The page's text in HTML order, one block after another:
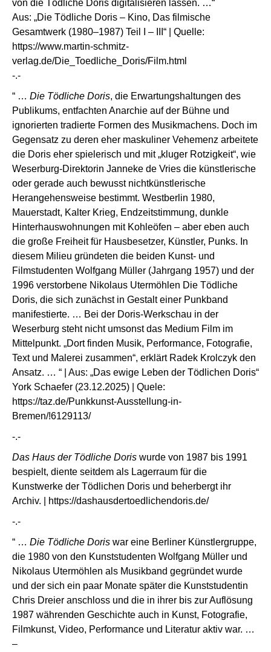
von die Tödliche Doris digitalisieren lassen. …“
Aus: „Die Tödliche Doris – Kino, Das filmische
Gesamtwerk (1980–1987) Teil I – III“ | Quelle:
https://www.martin-schmitz-
verlag.de/Die_Toedliche_Doris/Film.html
-.-
“ … Die Tödliche Doris, die Erwartungshaltungen des
Publikums, entfachten Anarchie auf der Bühne und
ignorierten tradierte Formen des Musikmachens. Doch im
Gegensatz zu deren eher maskuliner Vehemenz arbeitete
die Doris eher spielerisch und mit „kluger Rotzigkeit“, wie
Weserburg-Direktorin Janneke de Vries die künstlerische
oder gerade auch bewusst nichtkünstlerische
Herangehensweise bestimmt. Westberlin 1980,
Mauerstadt, Kalter Krieg, Endzeitstimmung, dunkle
Hinterhauswohnungen mit Kohleöfen – aber eben auch
die große Freiheit für Hausbesetzer, Künstler, Punks. In
diesem Milieu gründeten die beiden Kunst- und
Filmstudenten Wolfgang Müller (Jahrgang 1957) und der
1996 verstorbene Nikolaus Utermöhlen Die Tödliche
Doris, die sich zunächst in Gestalt einer Punkband
manifestierte. … Bei der Doris-Werkschau in der
Weserburg steht nicht umsonst das Medium Film im
Mittelpunkt. „Dort finden Musik, Performance, Fotografie,
Text und Malerei zusammen“, erklärt Radek Krolczyk den
Ansatz. … “ | Aus: „Das ewige Leben der Tödlichen Doris“
York Schaefer (23.12.2025) | Quele:
https://taz.de/Punkkunst-Ausstellung-in-
Bremen/!6129113/
-.-
Das Haus der Tödliche Doris wurde von 1987 bis 1991
bespielt, diente seitdem als Lagerraum für die
Kunstwerke der Tödlichen Doris und beherbergt ihr
Archiv. |
https://dashausdertoedl ichendoris.de/
-.-
“ … Die Tödliche Doris war eine Berliner Künstlergruppe,
die 1980 von den Kunststudenten Wolfgang Müller und
Nikolaus Utermöhlen als Musikband gegründet wurde
und der sich ein paar Monate später die Kunststudentin
Chris Dreier anschloss und die in ihrer bis zur Auflösung
1987 währenden Geschichte auch in Kunst, Fotografie,
Filmkunst, Video, Performance und Literatur aktiv war. …
–